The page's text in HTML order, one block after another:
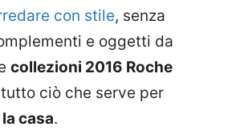
con stile, senza
e oggetti da
collezioni 2016 Roche
ciò che serve per
casa.